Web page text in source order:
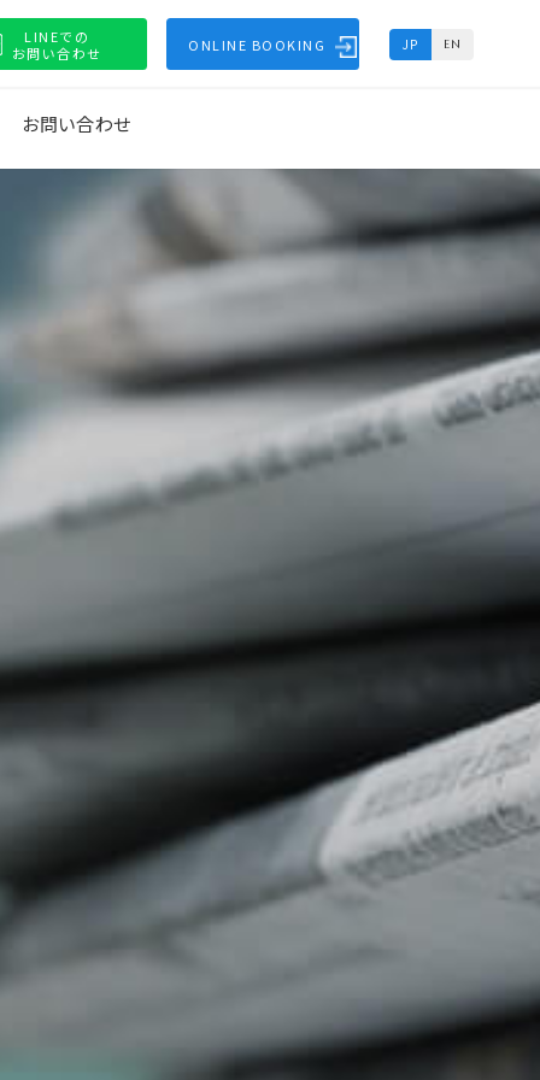
LINEでの
お問い合わせ
ONLINE BOOKING JP EN
お問い合わせ